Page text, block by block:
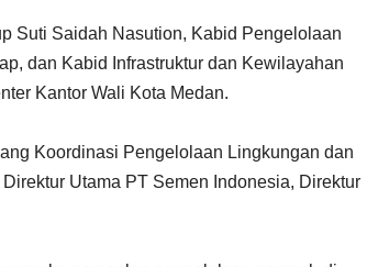
Suti Saidah Nasution, Kabid Pengelolaan
dan Kabid Infrastruktur dan Kewilayahan
Kantor Wali Kota Medan.
Koordinasi Pengelolaan Lingkungan dan
Utama PT Semen Indonesia, Direktur